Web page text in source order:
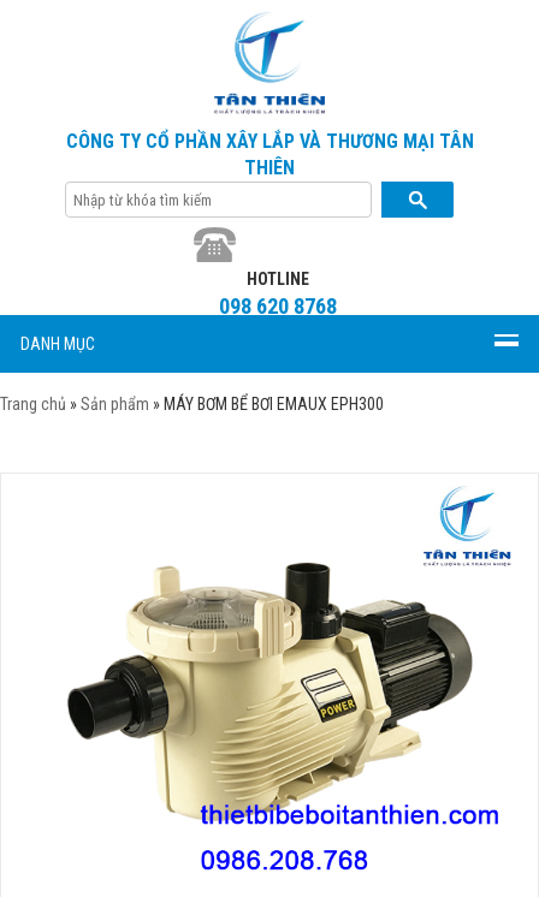
CÔNG TY CỔ PHẦN XÂY LẮP VÀ THƯƠNG MẠI TÂN
THIÊN
HOTLINE
098 620 8768
DANH MỤC
Trang chủ »Sản phẩm » MÁY BƠM BỂ BƠI EMAUX EPH300